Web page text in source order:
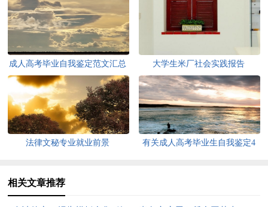
成人高考毕业自我鉴定范文汇总
五篇
大学生米厂社会实践报告
法律文秘专业就业前景
有关成人高考毕业生自我鉴定4
相关文章推荐